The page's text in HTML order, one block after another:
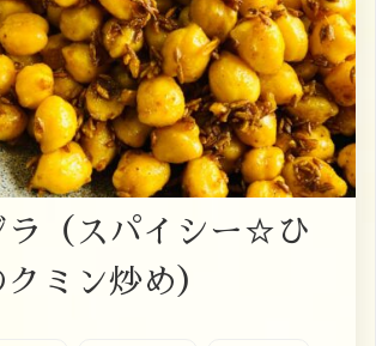
ラ（スパイシー☆ひ
ミン炒め）